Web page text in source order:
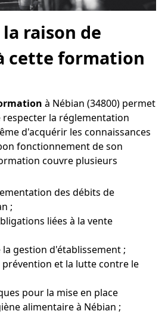
raison de
cette formation
à Nébian (34800) permet
la réglementation
d'acquérir les connaissances
fonctionnement de son
couvre plusieurs
des débits de
;
liées à la vente
gestion d'établissement ;
et la lutte contre le
pour la mise en place
alimentaire à Nébian ;